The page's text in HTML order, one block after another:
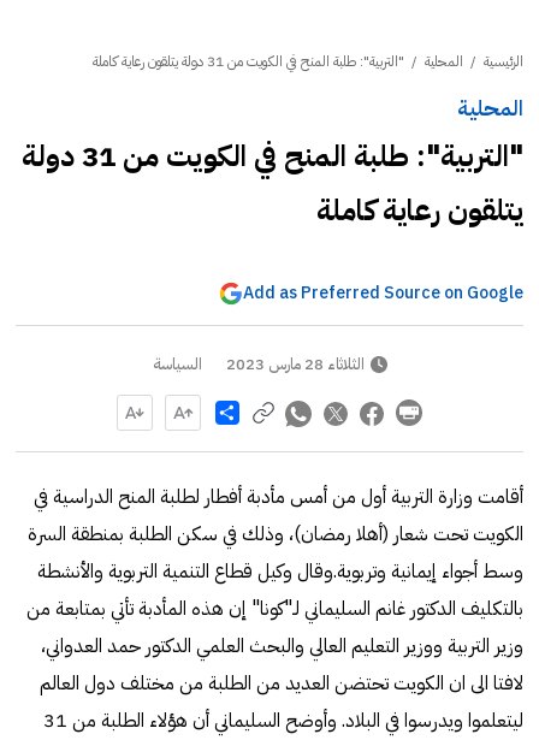
الرئيسية / المحلية / "التربية": طلبة المنح في الكويت من 31 دولة يتلقون رعاية كاملة
المحلية
"التربية": طلبة المنح في الكويت من 31 دولة
يتلقون رعاية كاملة
Add as Preferred Source on Google
الثلاثاء 28 مارس 2023 السياسة
Share
أقامت وزارة التربية أول من أمس مأدبة أفطار لطلبة المنح الدراسية في
الكويت تحت شعار (أهلا رمضان)، وذلك في سكن الطلبة بمنطقة السرة
وسط أجواء إيمانية وتربوية.وقال وكيل قطاع التنمية التربوية والأنشطة
بالتكليف الدكتور غانم السليماني لـ"كونا" إن هذه المأدبة تأتي بمتابعة من
وزير التربية ووزير التعليم العالي والبحث العلمي الدكتور حمد العدواني،
لافتا الى ان الكويت تحتضن العديد من الطلبة من مختلف دول العالم
ليتعلموا ويدرسوا في البلاد. وأوضح السليماني أن هؤلاء الطلبة من 31